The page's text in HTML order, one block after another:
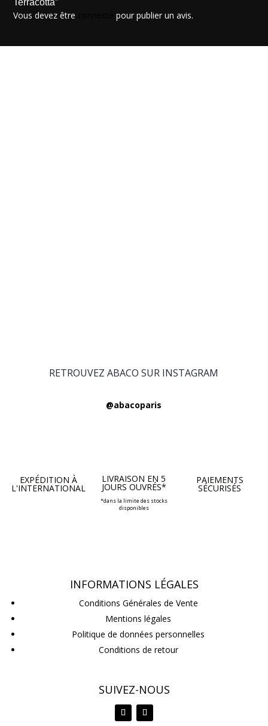
Terracotta”
Vous devez être pour publier un avis.
RETROUVEZ ABACO SUR INSTAGRAM
@abacoparis
EXPÉDITION À
L'INTERNATIONAL
LIVRAISON EN 5
JOURS OUVRÉS*
*dans la limite des stocks
disponibles
PAIEMENTS
SÉCURISÉS
INFORMATIONS LÉGALES
Conditions Générales de Vente
Mentions légales
Politique de données personnelles
Conditions de retour
SUIVEZ-NOUS